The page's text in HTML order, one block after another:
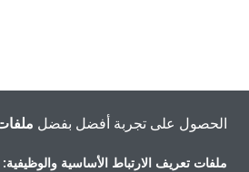
الحصول على تجربة أفضل بفضل
ملفات تعريف الارتباط الأساسية والوظيفية: